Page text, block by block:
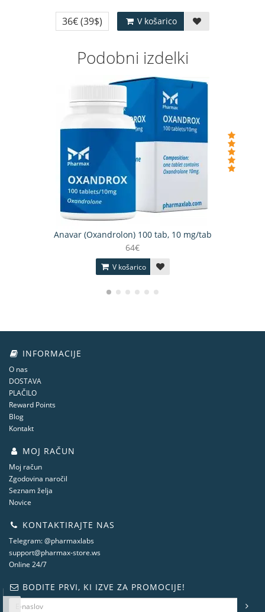
36€(39$) V košarico
Podobni izdelki
Anavar (Oxandrolon) 100 tab, 10 mg/tab
64€
V košarico
INFORMACIJE
O nas
DOSTAVA
PLAČILO
Reward Points
Blog
Kontakt
MOJ RAČUN
Moj račun
Zgodovina naročil
Seznam želja
Novice
KONTAKTIRAJTE NAS
Telegram: @pharmaxlabs
support@pharmax-store.ws
Online 24/7
BODITE PRVI, KI IZVE ZA PROMOCIJE!